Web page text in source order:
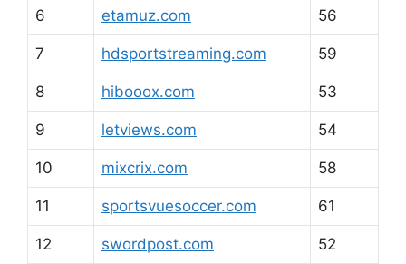
6 etamuz.com 56
7 hdsportstreaming.com 59
8 hibooox.com 53
9 letviews.com 54
10 mixcrix.com 58
11 sportsvuesoccer.com 61
12 swordpost.com 52